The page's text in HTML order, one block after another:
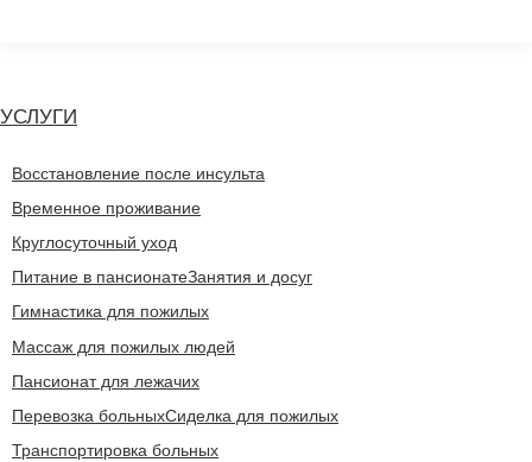
УСЛУГИ
Восстановление после инсульта
Временное проживание
Круглосуточный уход
Питание в пансионатеЗанятия и досуг
Гимнастика для пожилых
Массаж для пожилых людей
Пансионат для лежачих
Перевозка больныхСиделка для пожилых
Транспортировка больных